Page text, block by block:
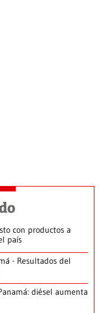
con productos a
país
- Resultados del
diésel aumenta